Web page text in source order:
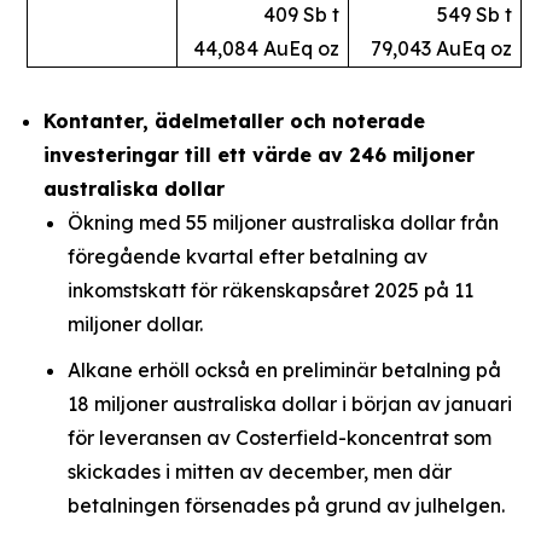
409 Sb t
44,084 AuEq oz
549 Sb t
79,043 AuEq oz
Kontanter, ädelmetaller och noterade
investeringar till ett värde av 246 miljoner
australiska dollar
Ökning med 55 miljoner australiska dollar från
föregående kvartal efter betalning av
inkomstskatt för räkenskapsåret 2025 på 11
miljoner dollar.
Alkane erhöll också en preliminär betalning på
18 miljoner australiska dollar i början av januari
för leveransen av Costerfield-koncentrat som
skickades i mitten av december, men där
betalningen försenades på grund av julhelgen.